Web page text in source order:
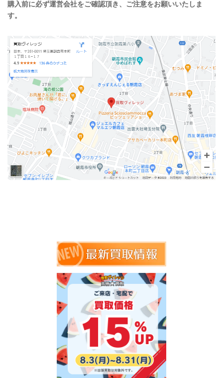
購入前に必ず運営会社をご確認頂き、ご注意をお願いいたしま
す。